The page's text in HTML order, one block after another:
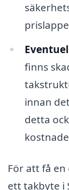
finns
innan
detta
För att få
ett takbyte i